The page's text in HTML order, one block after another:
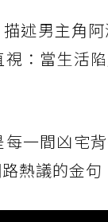
述男主角
：當生活
一間凶宅
熱議的金句